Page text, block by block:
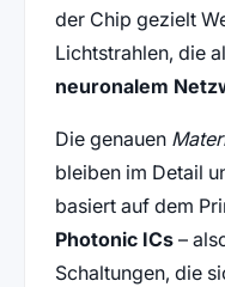
der Chip gezielt
Lichtstrahlen, die
neuronalem
Die genauen
bleiben im Detail
basiert auf dem
Photonic ICs–
Schaltungen, die